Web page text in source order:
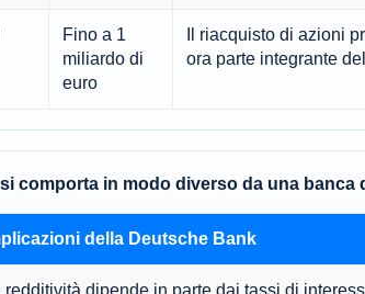
Fino a 1
miliardo di
euro
Il riacquisto di azioni
ora parte integrante
comporta in modo diverso da una
della Deutsche Bank
redditività dipende in parte dai tassi di